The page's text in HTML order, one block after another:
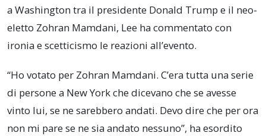
a Washington tra il presidente Donald Trump e il neo-
eletto Zohran Mamdani, Lee ha commentato con
ironia e scetticismo le reazioni all’evento.
“Ho votato per Zohran Mamdani. C’era tutta una serie
di persone a New York che dicevano che se avesse
vinto lui, se ne sarebbero andati. Devo dire che per ora
non mi pare se ne sia andato nessuno”, ha esordito